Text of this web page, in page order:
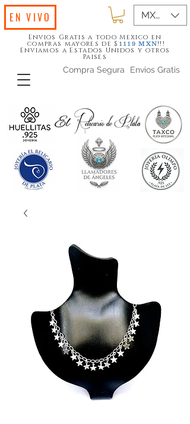
Envios Gratis
Compra Segura
Envios Gratis a todo Mexico en
compras mayores de $ 1119 MXN!!!
Enviamos a Estados Unidos y otros
Paises
MXN ($)
EN VIVO